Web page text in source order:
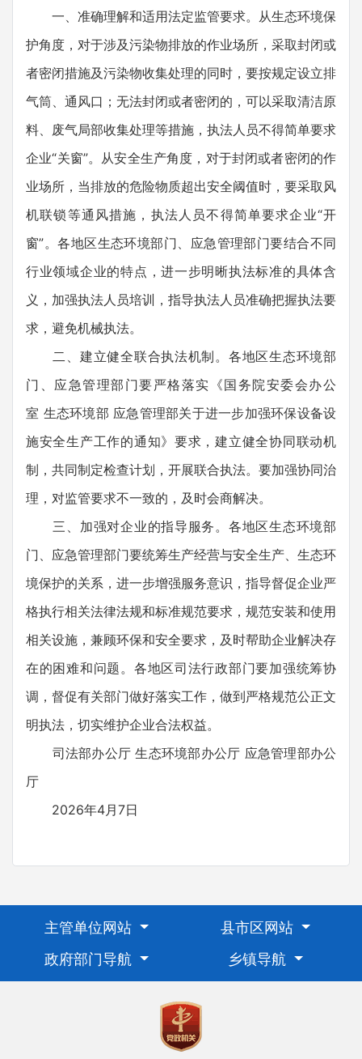
一、准确理解和适用法定监管要求。从生态环境保
护角度，对于涉及污染物排放的作业场所，采取封闭或
者密闭措施及污染物收集处理的同时，要按规定设立排
气筒、通风口；无法封闭或者密闭的，可以采取清洁原
料、废气局部收集处理等措施，执法人员不得简单要求
企业“关窗”。从安全生产角度，对于封闭或者密闭的作
业场所，当排放的危险物质超出安全阈值时，要采取风
机联锁等通风措施，执法人员不得简单要求企业“开
窗”。各地区生态环境部门、应急管理部门要结合不同
行业领域企业的特点，进一步明晰执法标准的具体含
义，加强执法人员培训，指导执法人员准确把握执法要
求，避免机械执法。
二、建立健全联合执法机制。各地区生态环境部
门、应急管理部门要严格落实《国务院安委会办公
室 生态环境部 应急管理部关于进一步加强环保设备设
施安全生产工作的通知》要求，建立健全协同联动机
制，共同制定检查计划，开展联合执法。要加强协同治
理，对监管要求不一致的，及时会商解决。
三、加强对企业的指导服务。各地区生态环境部
门、应急管理部门要统筹生产经营与安全生产、生态环
境保护的关系，进一步增强服务意识，指导督促企业严
格执行相关法律法规和标准规范要求，规范安装和使用
相关设施，兼顾环保和安全要求，及时帮助企业解决存
在的困难和问题。各地区司法行政部门要加强统筹协
调，督促有关部门做好落实工作，做到严格规范公正文
明执法，切实维护企业合法权益。
司法部办公厅 生态环境部办公厅 应急管理部办公
厅
2026年4月7日
主管单位网站
县市区网站
政府部门导航
乡镇导航